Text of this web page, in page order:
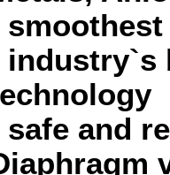
industry`s
safe and